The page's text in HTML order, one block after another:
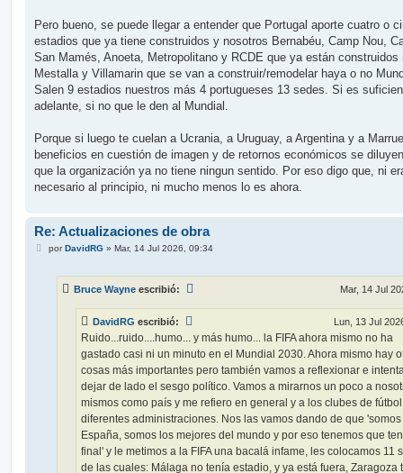
Pero bueno, se puede llegar a entender que Portugal aporte cuatro o
estadios que ya tiene construidos y nosotros Bernabéu, Camp Nou,
San Mamés, Anoeta, Metropolitano y RCDE que ya están construidos
Mestalla y Villamarin que se van a construir/remodelar haya o no
Salen 9 estadios nuestros más 4 portugueses 13 sedes. Si es
adelante, si no que le den al Mundial.
Porque si luego te cuelan a Ucrania, a Uruguay, a Argentina y a
beneficios en cuestión de imagen y de retornos económicos se
que la organización ya no tiene ningun sentido. Por eso digo que, ni
necesario al principio, ni mucho menos lo es ahora.
Re: Actualizaciones de obra
Mpor DavidRG» Mar, 14 Jul 2026, 09:34
Bruce Wayne escribió: Mar, 14 Jul
DavidRG escribió: Lun, 13 Jul
Ruido...ruido....humo... y más humo... la FIFA ahora mismo no ha
gastado casi ni un minuto en el Mundial 2030. Ahora mismo hay
cosas más importantes pero también vamos a reflexionar e
dejar de lado el sesgo político. Vamos a mirarnos un poco a
mismos como país y me refiero en general y a los clubes de
diferentes administraciones. Nos las vamos dando de que 'somos
España, somos los mejores del mundo y por eso tenemos que
final' y le metimos a la FIFA una bacalá infame, les colocamos 11
de las cuales: Málaga no tenía estadio, y ya está fuera, Zaragoza